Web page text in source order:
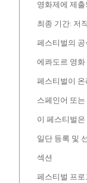
영화제에 제
최종 기간: 저
페스티벌의
에콰도르 영화
페스티벌이
스페인어 또
이 페스티벌
일단 등록 및
섹션
페스티벌 프